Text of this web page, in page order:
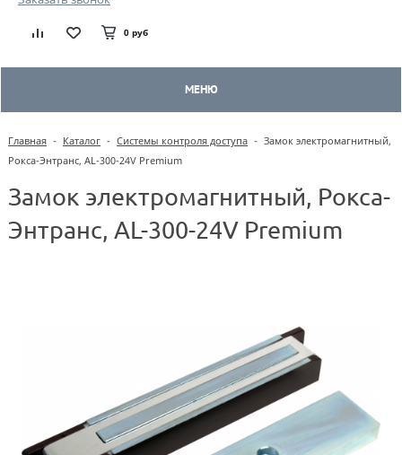
0 руб
МЕНЮ
Главная - Каталог - Системы контроля доступа - Замок электромагнитный,
Рокса-Энтранс, AL-300-24V Premium
Замок электромагнитный, Рокса-
Энтранс, AL-300-24V Premium